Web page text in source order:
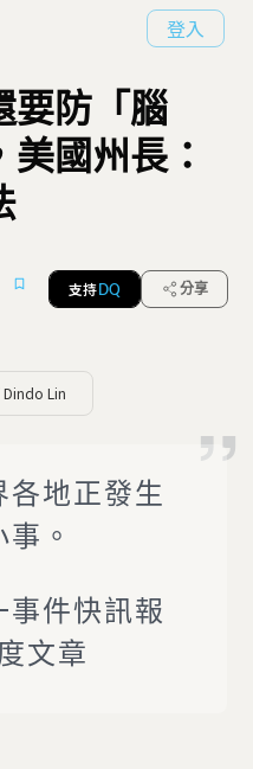
登入
要防「腦
國州長：
支持 DQ 分享
Dindo Lin
各地正發生
。
事件快訊報
文章